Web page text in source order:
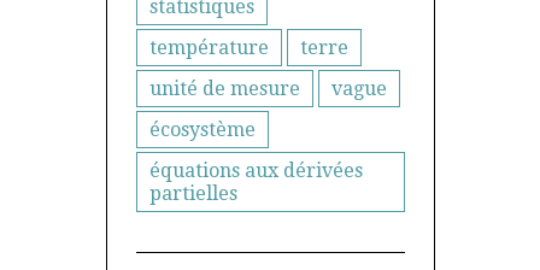
statistiques
température
terre
unité de mesure
vague
écosystème
équations aux dérivées
partielles